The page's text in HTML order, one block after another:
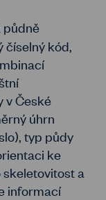
půdně
číselný kód,
v České
úhrn
typ půdy
ke
a
informací